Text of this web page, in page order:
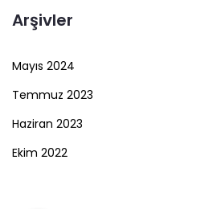
Arşivler
Mayıs 2024
Temmuz 2023
Haziran 2023
Ekim 2022